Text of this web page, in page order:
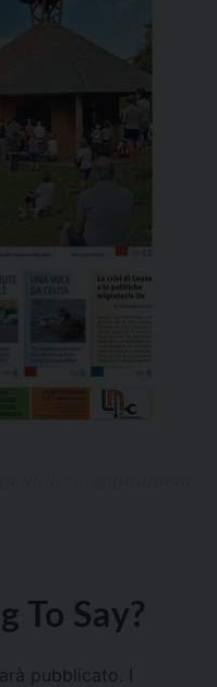
To Say?
pubblicato.